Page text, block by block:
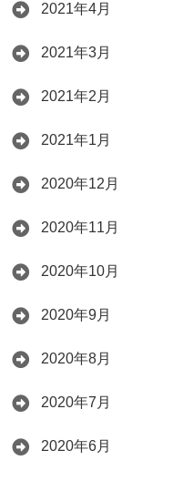
2021年4月
2021年3月
2021年2月
2021年1月
2020年12月
2020年11月
2020年10月
2020年9月
2020年8月
2020年7月
2020年6月